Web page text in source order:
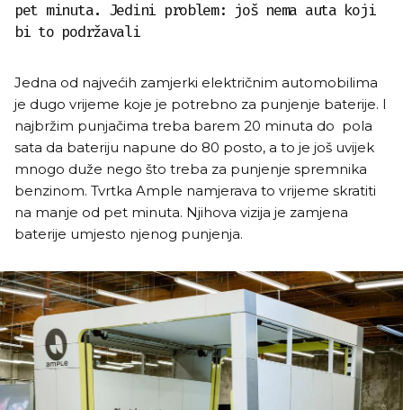
pet minuta. Jedini problem: još nema auta koji
bi to podržavali
Jedna od najvećih zamjerki električnim automobilima
je dugo vrijeme koje je potrebno za punjenje baterije. I
najbržim punjačima treba barem 20 minuta do pola
sata da bateriju napune do 80 posto, a to je još uvijek
mnogo duže nego što treba za punjenje spremnika
benzinom. Tvrtka Ample namjerava to vrijeme skratiti
na manje od pet minuta. Njihova vizija je zamjena
baterije umjesto njenog punjenja.